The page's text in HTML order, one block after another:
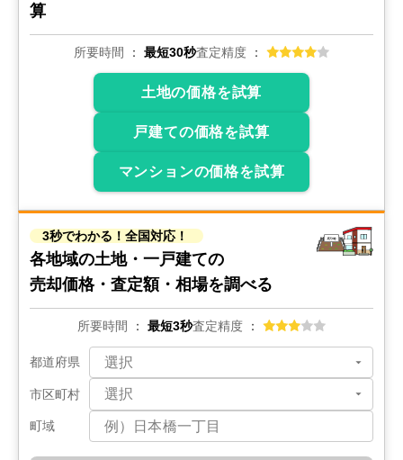
専有面積:67㎡
1,500万円
グリーンパーク水元5パークサイド
階数:1階 専有面積:49㎡
4,000 万円
クィーンシティ東綾瀬公園
階数:4階
2,800万円
算
所要時間 最短30秒査定精度
土地の価格を試算
戸建ての価格を試算
マンションの価格を試算
3秒でわかる！全国対応！
各地域の土地・一戸建ての
売却価格・査定額・相場を調べる
所要時間 最短3秒査定精度
都道府県
市区町村
町域